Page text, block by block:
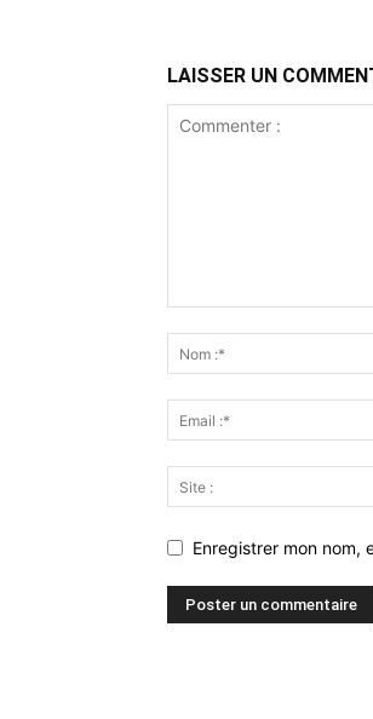
LAISSER UN
Enregistrer mon nom,